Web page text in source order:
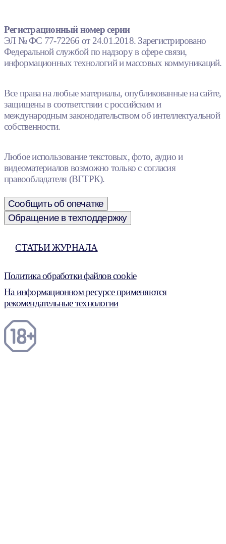
Регистрационный номер серии
ЭЛ № ФС 77-72266 от 24.01.2018. Зарегистрировано
Федеральной службой по надзору в сфере связи,
информационных технологий и массовых коммуникаций.
Все права на любые материалы, опубликованные на сайте,
защищены в соответствии с российским и
международным законодательством об интеллектуальной
собственности.
Любое использование текстовых, фото, аудио и
видеоматериалов возможно только с согласия
правообладателя (ВГТРК).
Сообщить об опечатке
Обращение в техподдержку
СТАТЬИ ЖУРНАЛА
Политика обработки файлов cookie
На информационном ресурсе применяются
рекомендательные технологии